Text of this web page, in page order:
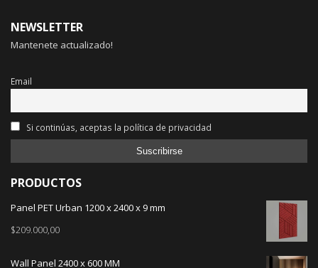
NEWSLETTER
Mantenete actualizado!
Email
Si continúas, aceptas la política de privacidad
PRODUCTOS
Panel PET Urban 1200 x 2400 x 9 mm
$209.000,00
Wall Panel 2400 x 600 MM